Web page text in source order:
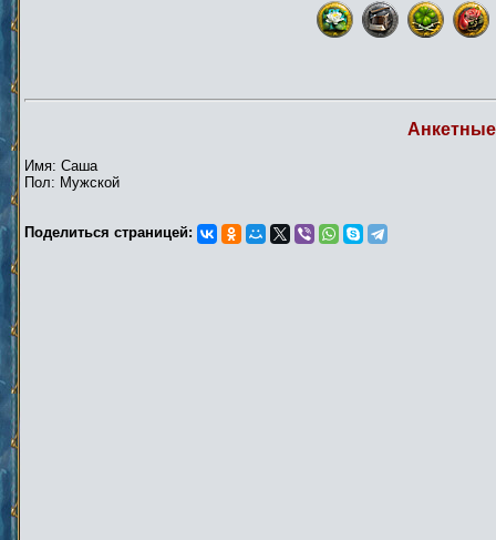
Имя: Саша
Пол: Мужской
Поделиться страницей: